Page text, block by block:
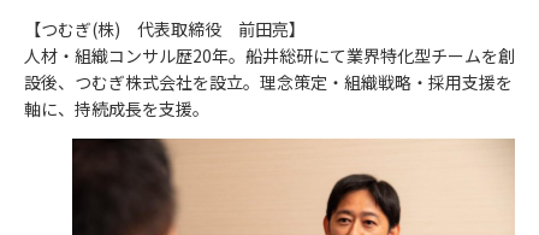
【つむぎ(株) 代表取締役 前田亮】
人材・組織コンサル歴20年。船井総研にて業界特化型チームを創
設後、つむぎ株式会社を設立。理念策定・組織戦略・採用支援を
軸に、持続成長を支援。